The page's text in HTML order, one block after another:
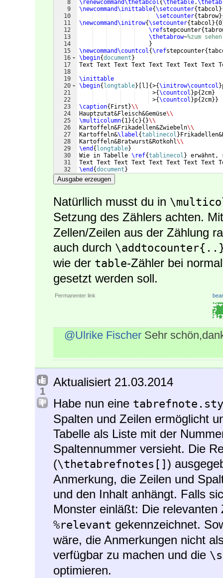
8
9
10
11
12
13
14
15
16
17
18
19
20
21
22
23
24
25
26
27
28
29
30
31
32
\renewcommand\thetabcol{\thetable.
\newcommand\inittable{\setcounter{tabcol }
\setcounter{tabrow}
\newcommand\initrow{\setcounter{tabcol }{0
\refstepcounter{
\thetabrow~%zum
}
\newcommand\countcol{\refstepcounter{
\begin{document }
Text Text Text Text Text Text Text Text
\inittable
\begin{ longtable} l {>{\initrow\countcol }
>{\countcol }p{2cm}
>{\countcol }p{2cm}}
\caption{ First }\\
Hauptzutat&Fleisch&Gemüse\\
\multicolumn{ 1}{ c}{ }\\
Kartoffeln&Frikadellen&Zwiebeln\\
Kartoffeln&\label{tablinecol }
Kartoffeln&Bratwurst&Rotkohl\\
\end { longtable}
Wie in Tabelle \ref{tablinecol }
Text Text Text Text Text Text Text Text
\end {document }
Ausgabe erzeugen
Natürllich musst du in
Setzung des Zählers achten.
Zellen/Zeilen aus der Zählung
auch durch
wie der table-Zähler bei
gesetzt werden soll.
Permanenter link
@Ulrike Fischer Sehr
1
Aktualisiert 21.03.2014
Habe nun eine tabrefnote.sty
Spalten und Zeilen ermöglicht
Tabelle als Liste mit der
Spaltennummer versieht. Die
(\thetabrefnotes[] )
Anmerkung, die Zeilen und
und den Inhalt anhängt. Falls
Monster einläßt: Die
%relevant gekennzeichnet.
wäre, die Anmerkungen nicht
verfügbar zu machen und die
optimieren.